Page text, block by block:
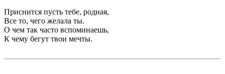
Приснится пусть тебе, родная,
Все то, чего желала ты.
О чем так часто вспоминаешь,
К чему бегут твои мечты.